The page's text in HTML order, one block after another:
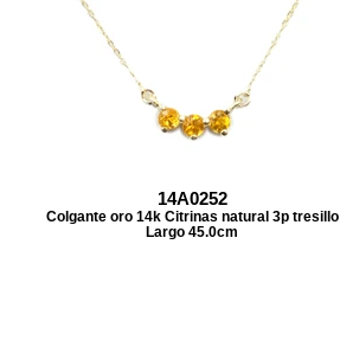
14A0252
Colgante oro 14k Citrinas natural 3p tresillo
Largo 45.0cm